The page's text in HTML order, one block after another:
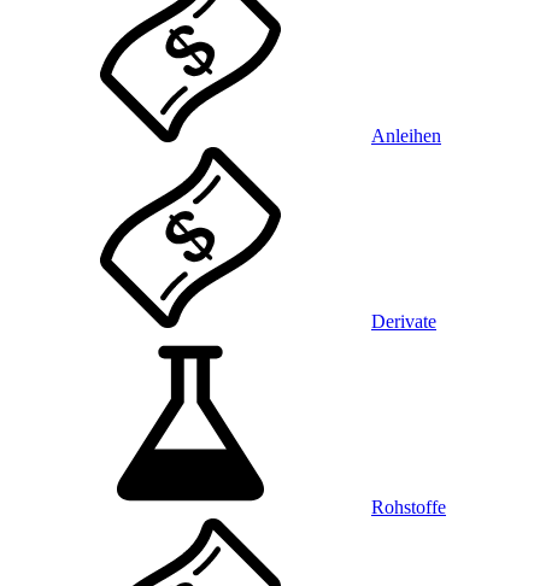
Anleihen
Derivate
Rohstoffe